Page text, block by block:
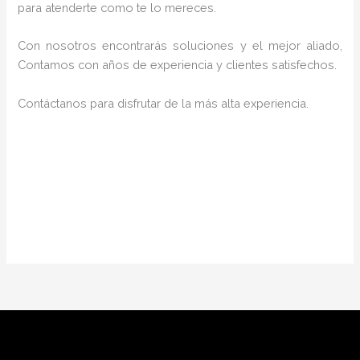
para atenderte como te lo mereces.
Con nosotros encontrarás soluciones y el mejor aliado,
Contamos con años de experiencia y clientes satisfechos.
Contáctanos para disfrutar de la más alta experiencia.